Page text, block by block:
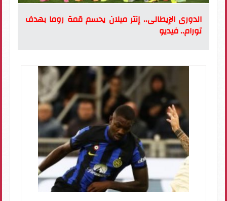
الدورى الإيطالى.. إنتر ميلان يحسم قمة روما بهدف
تورام.. فيديو